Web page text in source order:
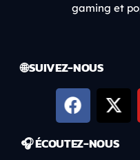
gaming et
🌐 SUIVEZ-NOUS
🎧 ÉCOUTEZ-NOUS